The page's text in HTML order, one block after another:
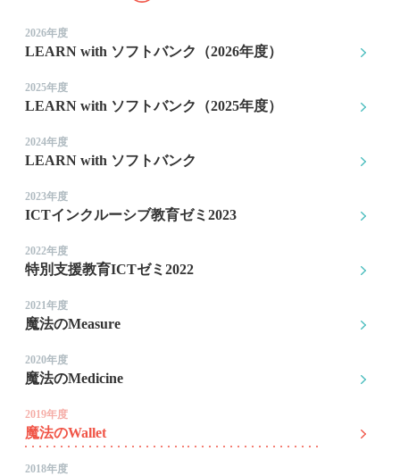
2026年度
LEARN with ソフトバンク（2026年度）
2025年度
LEARN with ソフトバンク（2025年度）
2024年度
LEARN with ソフトバンク
2023年度
ICTインクルーシブ教育ゼミ2023
2022年度
特別支援教育ICTゼミ2022
2021年度
魔法のMeasure
2020年度
魔法のMedicine
2019年度
魔法のWallet
2018年度